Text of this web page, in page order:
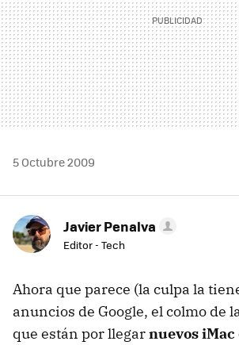
5 Octubre 2009
Javier Penalva
Editor - Tech
Ahora que parece (la culpa la
anuncios de Google, el colmo de
que están por llegarnuevos iMac